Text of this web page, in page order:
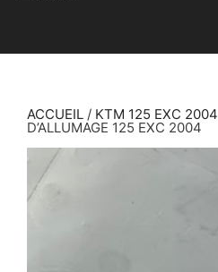
ACCUEIL / KTM 125 EXC 2004
D’ALLUMAGE 125 EXC 2004